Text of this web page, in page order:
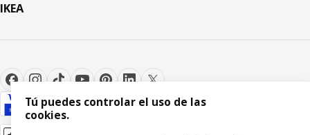
IKEA
Tú puedes controlar el uso de las
cookies.